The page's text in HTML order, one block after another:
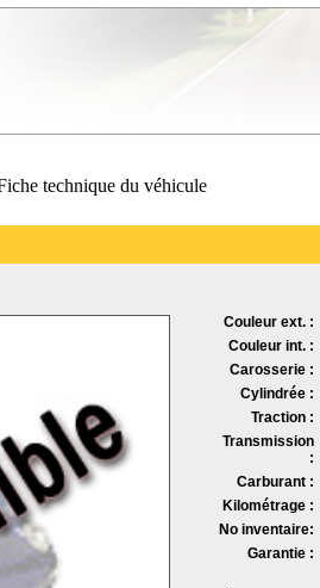
technique du véhicule
Couleur ext. :
Couleur int. :
Carosserie :
Cylindrée :
Traction :
Transmission
:
Carburant :
Kilométrage :
No inventaire:
Garantie :